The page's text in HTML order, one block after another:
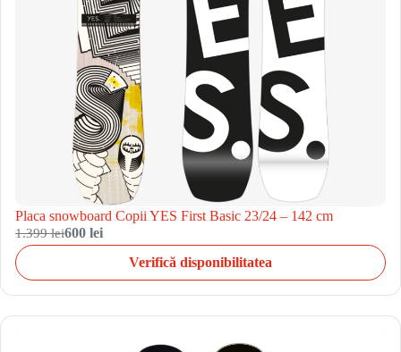
Placa snowboard Copii YES First Basic 23/24 – 142 cm
1.399 lei600 lei
Verifică disponibilitatea